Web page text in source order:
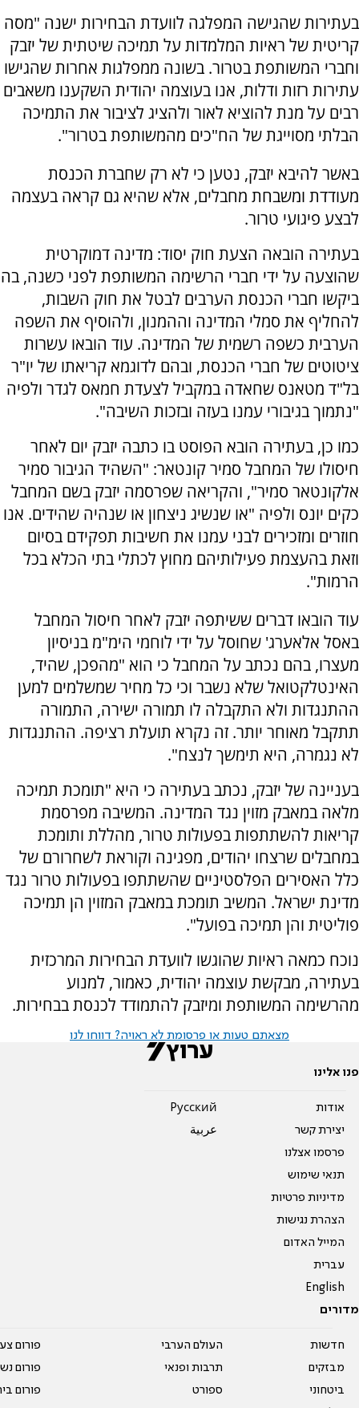
בעתירות שהגישה המפלגה לוועדת הבחירות ישנה "מסה
קריטית של ראיות המלמדות על תמיכה שיטתית של יזבק
וחברי המשותפת בטרור. בשונה ממפלגות אחרות שהגישו
עתירות רזות ודלות, אנו בעוצמה יהודית השקענו משאבים
רבים על מנת להוציא לאור ולהציג לציבור את התמיכה
הבלתי מסוייגת של הח"כים מהמשותפת בטרור".
באשר להיבא יזבק, נטען כי לא רק שחברת הכנסת
מעודדת ומשבחת מחבלים, אלא שהיא גם קראה בעצמה
לבצע פיגועי טרור.
בעתירה הובאה הצעת חוק יסוד: מדינה דמוקרטית
שהוצעה על ידי חברי הרשימה המשותפת לפני כשנה, בה
ביקשו חברי הכנסת הערבים לבטל את חוק השבות,
להחליף את סמלי המדינה וההמנון, ולהוסיף את השפה
הערבית כשפה רשמית של המדינה. עוד הובאו עשרות
ציטוטים של חברי הכנסת, ובהם לדוגמא קריאתו של יו"ר
בל"ד מטאנס שחאדה במקביל לצעדת חמאס לגדר ולפיה
"נתמוך בגיבורי עמנו בעזה ובזכות השיבה".
כמו כן, בעתירה הובא הפוסט בו כתבה יזבק יום לאחר
חיסולו של המחבל סמיר קונטאר: "השהיד הגיבור סמיר
אלקונטאר סמיר", והקריאה שפרסמה יזבק בשם המחבל
כקים יונס ולפיה "או שנשיג ניצחון או שנהיה שהידים. אנו
חוזרים ומזכירים לבני עמנו את חשיבות תפקידם בסיום
וזאת בהעצמת פעילותיהם מחוץ לכתלי בתי הכלא בכל
הרמות".
עוד הובאו דברים ששיתפה יזבק לאחר חיסול המחבל
באסל אלאערג' שחוסל על ידי לוחמי הימ"מ בניסיון
מעצרו, בהם נכתב על המחבל כי הוא "מהפכן, שהיד,
האינטלקטואל שלא נשבר וכי כל מחיר שמשלמים למען
ההתנגדות ולא התקבלה לו תמורה ישירה, התמורה
תתקבל מאוחר יותר. זה נקרא תועלת רציפה. ההתנגדות
לא נגמרה, היא תימשך לנצח".
בעניינה של יזבק, נכתב בעתירה כי היא "תומכת תמיכה
מלאה במאבק מזוין נגד המדינה. המשיבה מפרסמת
קריאות להשתתפות בפעולות טרור, מהללת ותומכת
במחבלים שרצחו יהודים, מפגינה וקוראת לשחרורם של
כלל האסירים הפלסטיניים שהשתתפו בפעולות טרור נגד
מדינת ישראל. המשיב תומכת במאבק המזוין הן תמיכה
פוליטית והן תמיכה בפועל".
נוכח כמאה ראיות שהוגשו לוועדת הבחירות המרכזית
בעתירה, מבקשת עוצמה יהודית, כאמור, למנוע
מהרשימה המשותפת ומיזבק להתמודד לכנסת בבחירות.
מצאתם טעות או פרסומת לא ראויה? דווחו לנו
פנו אלינו
אודות
יצירת קשר
פרסמו אצלנו
תנאי שימוש
מדיניות פרטיות
הצהרת נגישות
המייל האדום
עברית
English
Pусский
عربية
מדורים
חדשות
מבזקים
ביטחוני
העולם הערבי
תרבות ופנאי
ספורט
פורום
פורום
פורום